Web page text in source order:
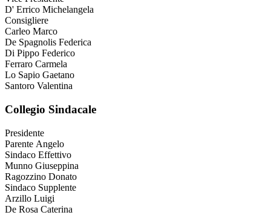
D' Errico Michelangela
Consigliere
Carleo Marco
De Spagnolis Federica
Di Pippo Federico
Ferraro Carmela
Lo Sapio Gaetano
Santoro Valentina
Collegio Sindacale
Presidente
Parente Angelo
Sindaco Effettivo
Munno Giuseppina
Ragozzino Donato
Sindaco Supplente
Arzillo Luigi
De Rosa Caterina